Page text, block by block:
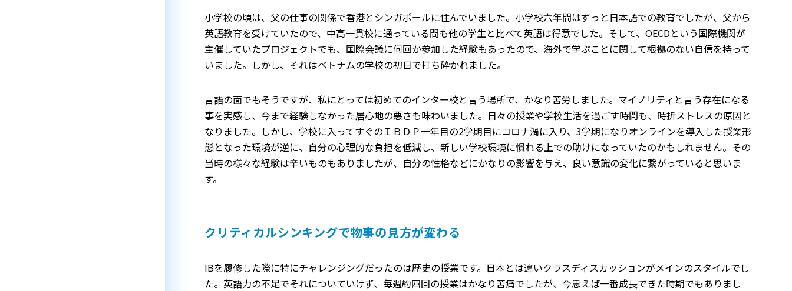
小学校の頃は、父の仕事の関係で香港とシンガポールに住んでいました。小学校六年間はずっと日本語での教育でしたが、父から
英語教育を受けていたので、中高一貫校に通っている間も他の学生と比べて英語は得意でした。そして、OECDという国際機関が
主催していたプロジェクトでも、国際会議に何回か参加した経験もあったので、海外で学ぶことに関して根拠のない自信を持って
いました。しかし、それはベトナムの学校の初日で打ち砕かれました。
言語の面でもそうですが、私にとっては初めてのインター校と言う場所で、かなり苦労しました。マイノリティと言う存在になる
事を実感し、今まで経験しなかった居心地の悪さも味わいました。日々の授業や学校生活を過ごす時間も、時折ストレスの原因と
なりました。しかし、学校に入ってすぐのＩＢＤＰ一年目の2学期目にコロナ渦に入り、3学期になりオンラインを導入した授業形
態となった環境が逆に、自分の心理的な負担を低減し、新しい学校環境に慣れる上での助けになっていたのかもしれません。その
当時の様々な経験は辛いものもありましたが、自分の性格などにかなりの影響を与え、良い意識の変化に繋がっていると思いま
す。
クリティカルシンキングで物事の見方が変わる
IBを履修した際に特にチャレンジングだったのは歴史の授業です。日本とは違いクラスディスカッションがメインのスタイルでし
た。英語力の不足でそれについていけず、毎週約四回の授業はかなり苦痛でしたが、今思えば一番成長できた時期でもありまし